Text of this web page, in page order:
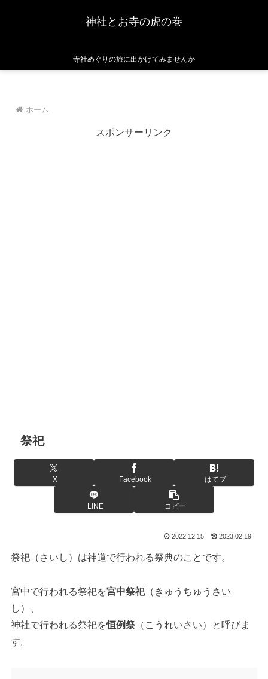
神社とお寺の虎の巻
寺社めぐりの旅に出かけてみませんか
ホーム
スポンサーリンク
祭祀
X Facebook はてブ
LINE コピー
2022.12.15 2023.02.19
祭祀（さいし）は神道で行われる祭典のことです。
宮中で行われる祭祀を宮中祭祀（きゅうちゅうさい
し）、
神社で行われる祭祀を恒例祭 （こうれいさい）と呼びま
す。